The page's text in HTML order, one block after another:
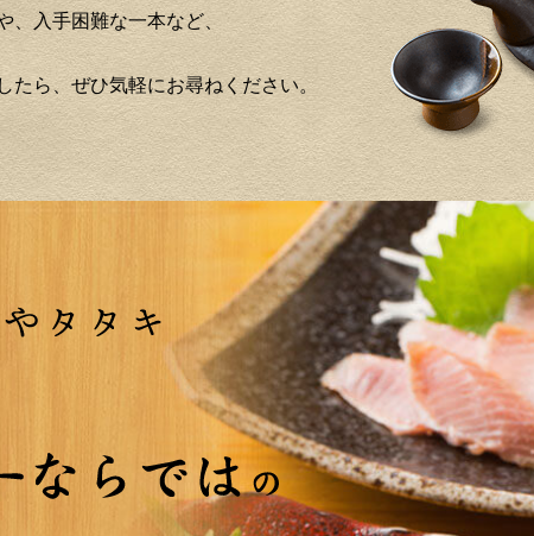
、入手困難な一本など、
たら、ぜひ気軽にお尋ねください。